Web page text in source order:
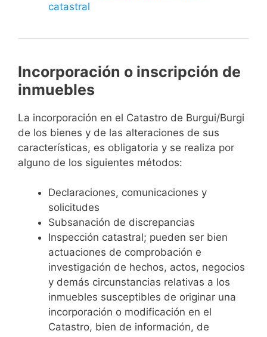
catastral
Incorporación o inscripción de
inmuebles
La incorporación en el Catastro de Burgui/Burgi
de los bienes y de las alteraciones de sus
características, es obligatoria y se realiza por
alguno de los siguientes métodos:
Declaraciones, comunicaciones y
solicitudes
Subsanación de discrepancias
Inspección catastral; pueden ser bien
actuaciones de comprobación e
investigación de hechos, actos, negocios
y demás circunstancias relativas a los
inmuebles susceptibles de originar una
incorporación o modificación en el
Catastro, bien de información, de